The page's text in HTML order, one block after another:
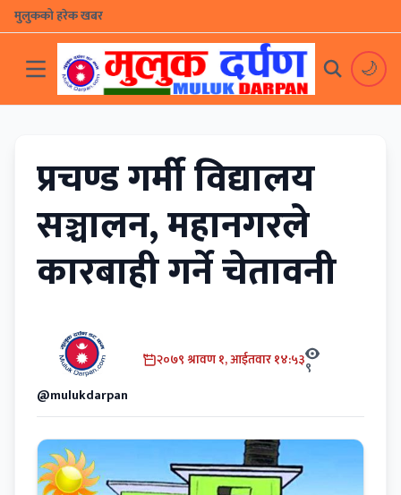
मुलुकको हरेक खबर
🌙
प्रचण्ड गर्मी विद्यालय
सञ्चालन, महानगरले
कारबाही गर्ने चेतावनी
@mulukdarpan
२०७९ श्रावण १, आईतवार १४:५३९